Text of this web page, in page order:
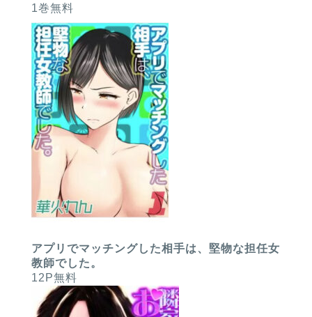
1巻無料
アプリでマッチングした相手は、堅物な担任女
教師でした。
12P無料